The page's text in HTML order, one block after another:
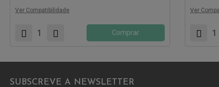
Ver Compatibilidade
Comprar
Ver
SUBSCREVE A NEWSLETTER